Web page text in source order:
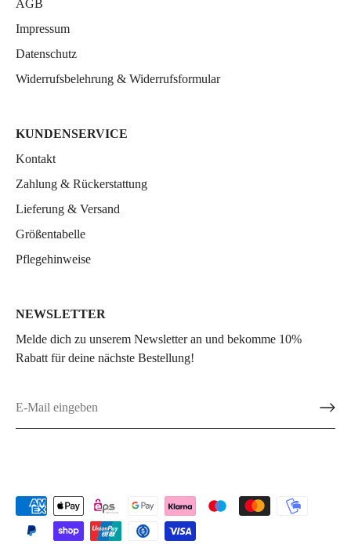
AGB
Impressum
Datenschutz
Widerrufsbelehrung & Widerrufsformular
KUNDENSERVICE
Kontakt
Zahlung & Rückerstattung
Lieferung & Versand
Größentabelle
Pflegehinweise
NEWSLETTER
Melde dich zu unserem Newsletter an und bekomme 10%
Rabatt für deine nächste Bestellung!